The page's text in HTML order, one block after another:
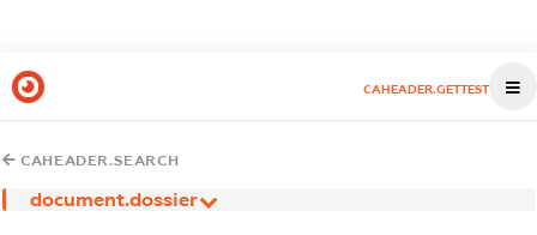
CAHEADER.GETTEST
CAHEADER.SEARCH
document.dossier